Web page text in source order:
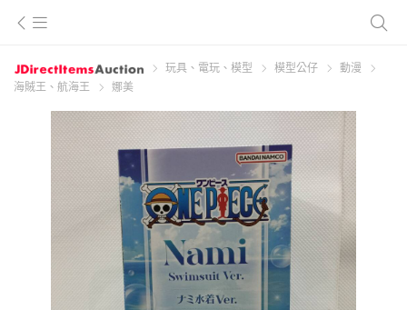
玩具、電玩、模型 模型公仔
動漫
海賊王、航海王
娜美